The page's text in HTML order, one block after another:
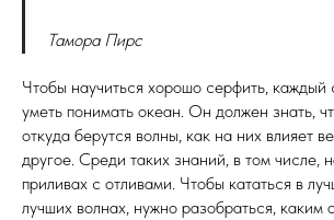
Тамора Пирс
Чтобы научиться хорошо серфить,
уметь понимать океан. Он должен знать,
откуда берутся волны, как на них влияет
другое. Среди таких знаний, в том числе,
приливах с отливами. Чтобы кататься в
лучших волнах, нужно разобраться, каким